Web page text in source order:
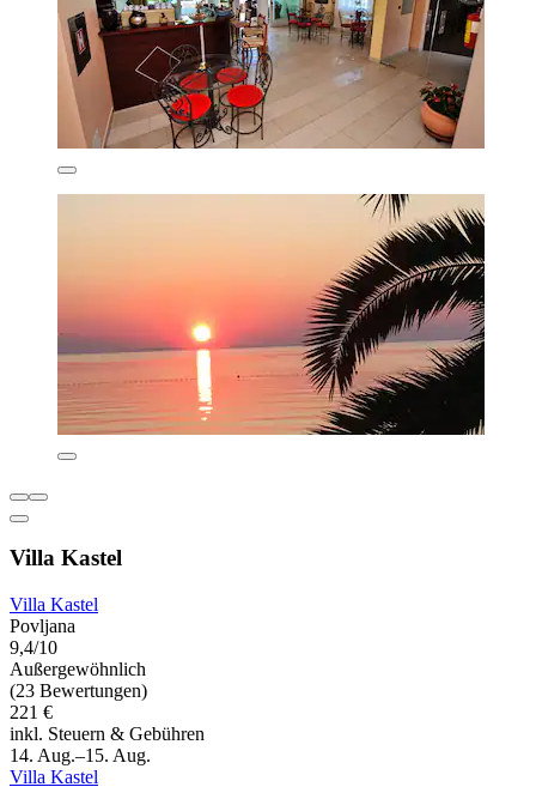
Villa Kastel
Villa Kastel
Povljana
9,4/10
Außergewöhnlich
(23 Bewertungen)
221 €
inkl. Steuern & Gebühren
14. Aug.–15. Aug.
Villa Kastel